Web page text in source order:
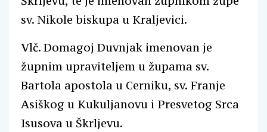
sv. Nikole biskupa u Kraljevici.
Vlč. Domagoj Duvnjak imenovan je
župnim upraviteljem u župama sv.
Bartola apostola u Cerniku, sv. Franje
Asiškog u Kukuljanovu i Presvetog Srca
Isusova u Škrljevu.